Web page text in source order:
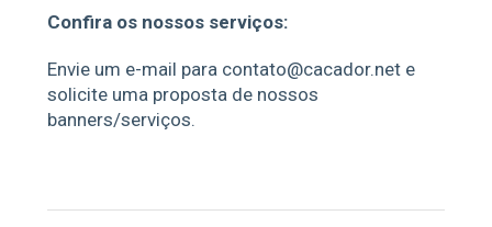
Confira os nossos serviços:
Envie um e-mail para contato@cacador.net e
solicite uma proposta de nossos
banners/serviços.